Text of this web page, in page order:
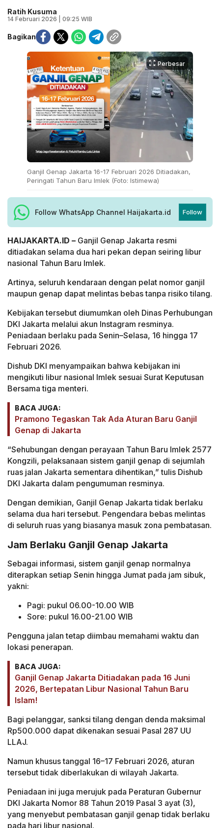
Ratih Kusuma
14 Februari 2026 | 09:25 WIB
Bagikan
Perbesar
Ganjil Genap Jakarta 16-17 Februari 2026 Ditiadakan,
Peringati Tahun Baru Imlek (Foto: Istimewa)
Follow WhatsApp Channel Haijakarta.id Follow
HAIJAKARTA.ID – Ganjil Genap Jakarta resmi
ditiadakan selama dua hari pekan depan seiring libur
nasional Tahun Baru Imlek.
Artinya, seluruh kendaraan dengan pelat nomor ganjil
maupun genap dapat melintas bebas tanpa risiko tilang.
Kebijakan tersebut diumumkan oleh Dinas Perhubungan
DKI Jakarta melalui akun Instagram resminya.
Peniadaan berlaku pada Senin–Selasa, 16 hingga 17
Februari 2026.
Dishub DKI menyampaikan bahwa kebijakan ini
mengikuti libur nasional Imlek sesuai Surat Keputusan
Bersama tiga menteri.
BACA JUGA:
Pramono Tegaskan Tak Ada Aturan Baru Ganjil
Genap di Jakarta
“Sehubungan dengan perayaan Tahun Baru Imlek 2577
Kongzili, pelaksanaan sistem ganjil genap di sejumlah
ruas jalan Jakarta sementara dihentikan,” tulis Dishub
DKI Jakarta dalam pengumuman resminya.
Dengan demikian, Ganjil Genap Jakarta tidak berlaku
selama dua hari tersebut. Pengendara bebas melintas
di seluruh ruas yang biasanya masuk zona pembatasan.
Jam Berlaku Ganjil Genap Jakarta
Sebagai informasi, sistem ganjil genap normalnya
diterapkan setiap Senin hingga Jumat pada jam sibuk,
yakni:
Pagi: pukul 06.00-10.00 WIB
Sore: pukul 16.00-21.00 WIB
Pengguna jalan tetap diimbau memahami waktu dan
lokasi penerapan.
BACA JUGA:
Ganjil Genap Jakarta Ditiadakan pada 16 Juni
2026, Bertepatan Libur Nasional Tahun Baru
Islam!
Bagi pelanggar, sanksi tilang dengan denda maksimal
Rp500.000 dapat dikenakan sesuai Pasal 287 UU
LLAJ.
Namun khusus tanggal 16–17 Februari 2026, aturan
tersebut tidak diberlakukan di wilayah Jakarta.
Peniadaan ini juga merujuk pada Peraturan Gubernur
DKI Jakarta Nomor 88 Tahun 2019 Pasal 3 ayat (3),
yang menyebut pembatasan ganjil genap tidak berlaku
pada hari libur nasional.